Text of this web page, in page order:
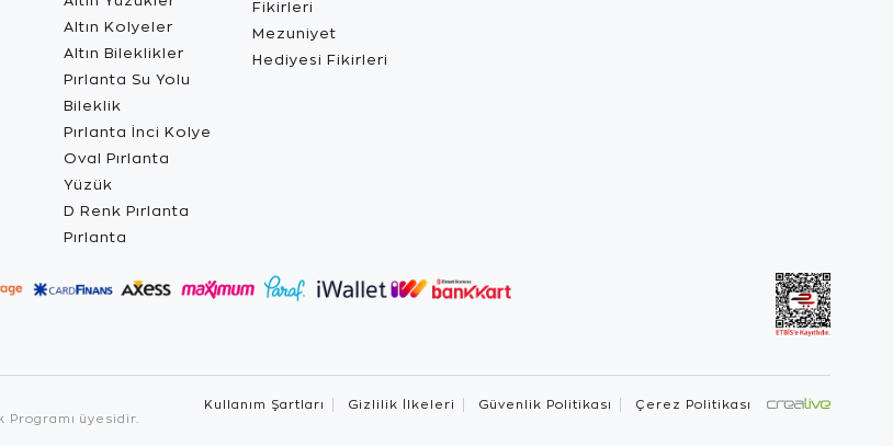
Altın Kolyeler
Altın Bileklikler
Pırlanta Su Yolu
Bileklik
Pırlanta İnci Kolye
Oval Pırlanta
Yüzük
D Renk Pırlanta
Pırlanta
Fikirleri
Mezuniyet
Hediyesi Fikirleri
üyesidir.
Kullanım Şartları Gizlilik İlkeleri Güvenlik Politikası Çerez Politikası